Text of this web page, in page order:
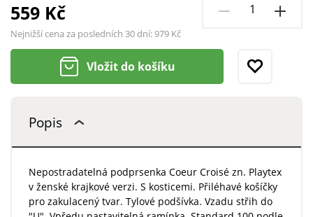
559 Kč
Nejnižší cena za posledních 30 dní:979 Kč
Vložit do košíku
Popis
Nepostradatelná podprsenka Coeur Croisé zn. Playtex
v ženské krajkové verzi. S kosticemi. Přiléhavé košíčky
pro zakulacený tvar. Tylové podšívka. Vzadu střih do